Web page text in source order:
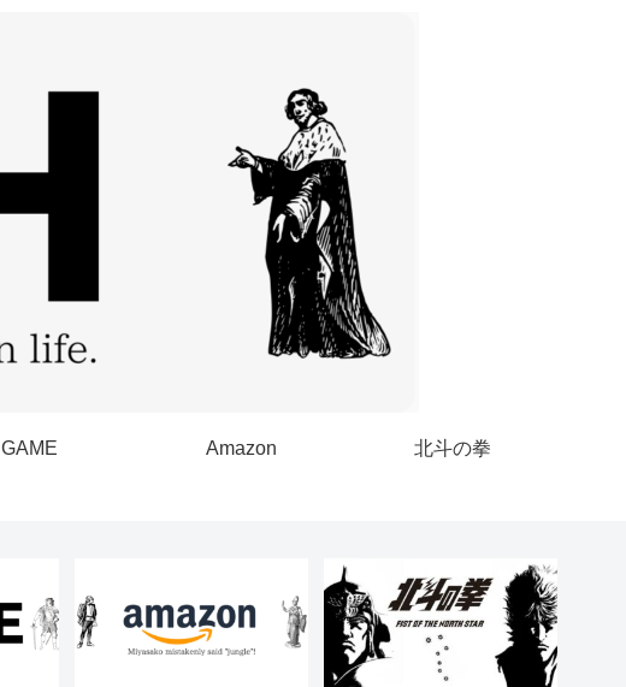
GAME Amazon 北斗の拳